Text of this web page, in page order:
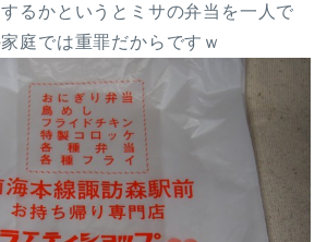
るかというとミサの弁当を一人で
庭では重罪だからですｗ